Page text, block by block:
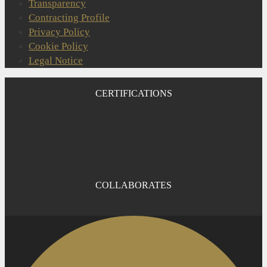
Transparency
Contracting Profile
Privacy Policy
Cookie Policy
Legal Notice
CERTIFICATIONS
COLLABORATES